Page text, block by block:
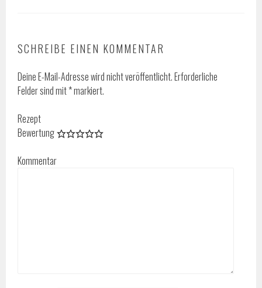
SCHREIBE EINEN KOMMENTAR
Deine E-Mail-Adresse wird nicht veröffentlicht.Erforderliche
Felder sind mit*markiert.
Rezept
Bewertung
Kommentar